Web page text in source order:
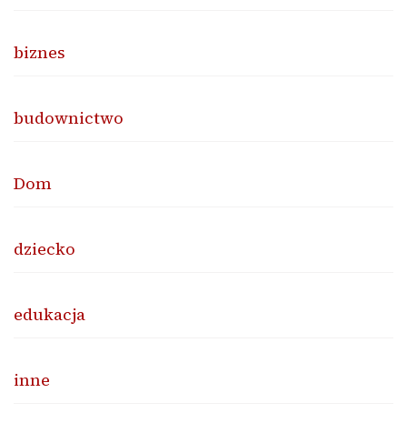
biznes
budownictwo
Dom
dziecko
edukacja
inne